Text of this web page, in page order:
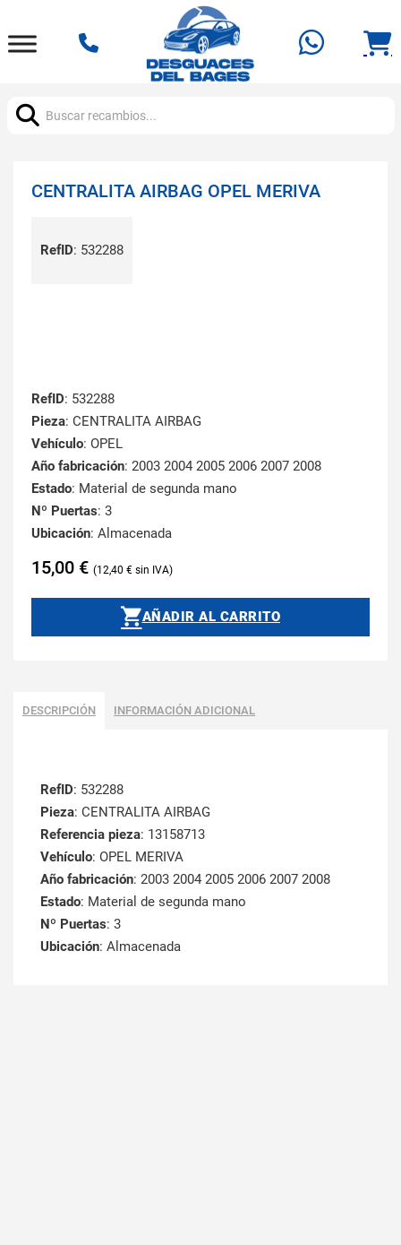
CENTRALITA AIRBAG OPEL MERIVA
RefID: 532288
RefID: 532288
Pieza: CENTRALITA AIRBAG
Vehículo: OPEL
Año fabricación: 2003 2004 2005 2006 2007 2008
Estado: Material de segunda mano
Nº Puertas: 3
Ubicación: Almacenada
15,00 € 12,40 €
AÑADIR AL CARRITO
DESCRIPCIÓN INFORMACIÓN ADICIONAL
RefID: 532288
Pieza: CENTRALITA AIRBAG
Referencia pieza: 13158713
Vehículo: OPEL MERIVA
Año fabricación: 2003 2004 2005 2006 2007 2008
Estado: Material de segunda mano
Nº Puertas: 3
Ubicación: Almacenada